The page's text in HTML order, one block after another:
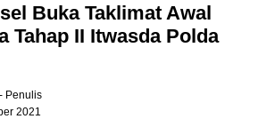
Buka Taklimat Awal
Tahap II Itwasda Polda
- Penulis
2021